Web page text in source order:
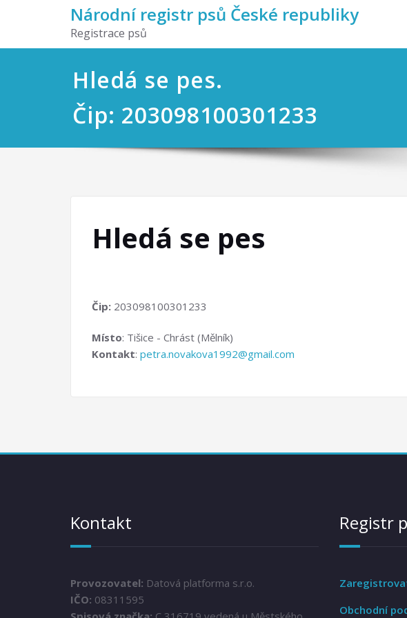
Národní registr psů České republiky
Registrace psů
Hledá se pes.
Čip: 203098100301233
Hledá se pes
Čip: 203098100301233
Místo: Tišice - Chrást (Mělník)
Kontakt: petra.novakova1992@gmail.com
Kontakt
Provozovatel: Datová platforma s.r.o.
IČO: 08311595
Registr
Obchodní